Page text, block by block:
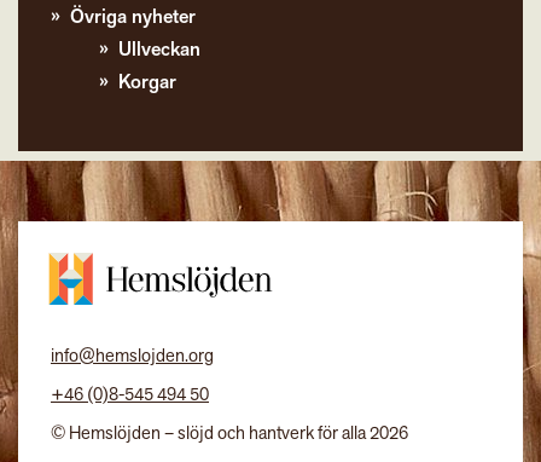
Övriga nyheter
Ullveckan
Korgar
info@hemslojden.org
+46 (0)8-545 494 50
© Hemslöjden – slöjd och hantverk för alla 2026